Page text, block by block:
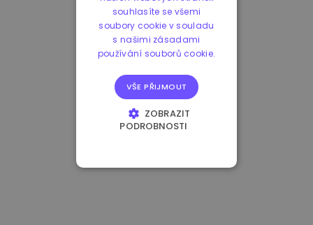
souhlasíte se všemi
soubory cookie v souladu
s našimi zásadami
používání souborů cookie.
VŠE PŘIJMOUT
ZOBRAZIT
PODROBNOSTI